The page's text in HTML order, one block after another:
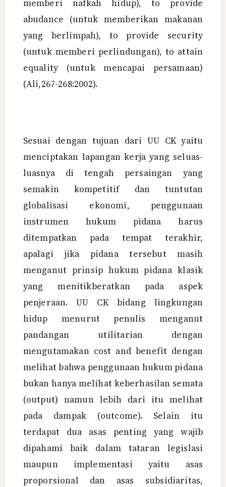
memberi nafkah hidup), to provide
abudance (untuk memberikan makanan
yang berlimpah), to provide security
(untuk memberi perlindungan), to attain
equality (untuk mencapai persamaan)
(Ali,267-268:2002).
Sesuai dengan tujuan dari UU CK yaitu
menciptakan lapangan kerja yang seluas-
luasnya di tengah persaingan yang
semakin kompetitif dan tuntutan
globalisasi ekonomi, penggunaan
instrumen hukum pidana harus
ditempatkan pada tempat terakhir,
apalagi jika pidana tersebut masih
menganut prinsip hukum pidana klasik
yang menitikberatkan pada aspek
penjeraan. UU CK bidang lingkungan
hidup menurut penulis menganut
pandangan utilitarian dengan
mengutamakan cost and benefit dengan
melihat bahwa penggunaan hukum pidana
bukan hanya melihat keberhasilan semata
(output) namun lebih dari itu melihat
pada dampak (outcome). Selain itu
terdapat dua asas penting yang wajib
dipahami baik dalam tataran legislasi
maupun implementasi yaitu asas
proporsional dan asas subsidiaritas,